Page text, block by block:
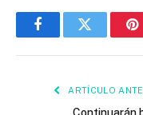
FacebookTwitter
ARTÍCULO
Continuarán